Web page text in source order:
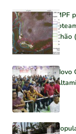
MPF
Chão
Novo